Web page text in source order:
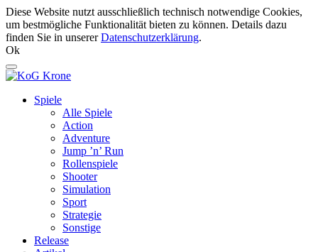
Diese Website nutzt ausschließlich technisch notwendige Cookies,
um bestmögliche Funktionalität bieten zu können. Details dazu
finden Sie in unsererDatenschutzerklärung.
Ok
Spiele
Alle Spiele
Action
Adventure
Jump ’n’ Run
Rollenspiele
Shooter
Simulation
Sport
Strategie
Sonstige
Release